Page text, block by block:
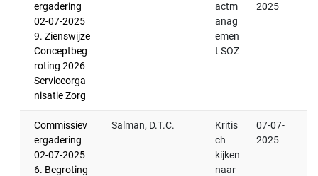
ergadering
02-07-2025
9. Zienswijze
Conceptbeg
roting 2026
Serviceorga
nisatie Zorg
actm
anag
emen
t SOZ
2025
Commissiev
ergadering
02-07-2025
6. Begroting
Salman, D.T.C.
Kritis
ch
kijken
naar
07-07-
2025